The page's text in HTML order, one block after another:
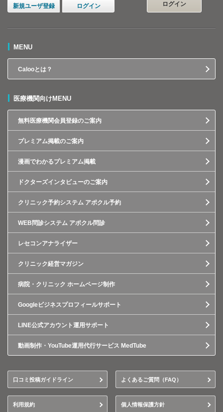
新規ユーザ登録 ログイン
ログイン
MENU
Calooとは？
医療機関向けMENU
無料医療機関会員登録のご案内
プレミアム掲載のご案内
漫画でわかるプレミアム掲載
ドクターズインタビューのご案内
クリニック予約システム アポクル予約
WEB問診システム アポクル問診
レセコンアナライザー
クリニック経営マガジン
病院・クリニック ホームページ制作
Googleビジネスプロフィールサポート
LINE公式アカウント運用サポート
動画制作・YouTube運用代行サービス MedTube
口コミ投稿ガイドライン よくあるご質問（FAQ）
利用規約 個人情報保護方針